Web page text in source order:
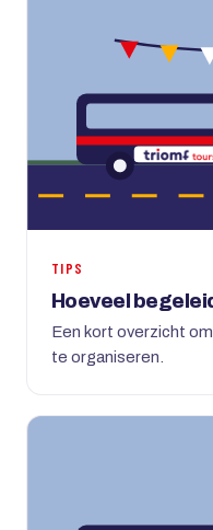
TIPS
Hoeveel
Een kort overzicht
te organiseren.